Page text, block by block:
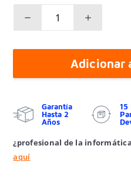
Adicionar
Garantía
Hasta 2
Años
15
¿profesional de la
aquí